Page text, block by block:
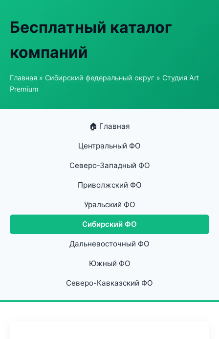
Бесплатный каталог
компаний
Главная » Сибирский федеральный округ » Студия Art
Premium
🏠 Главная
Центральный ФО
Северо-Западный ФО
Приволжский ФО
Уральский ФО
Сибирский ФО
Дальневосточный ФО
Южный ФО
Северо-Кавказский ФО